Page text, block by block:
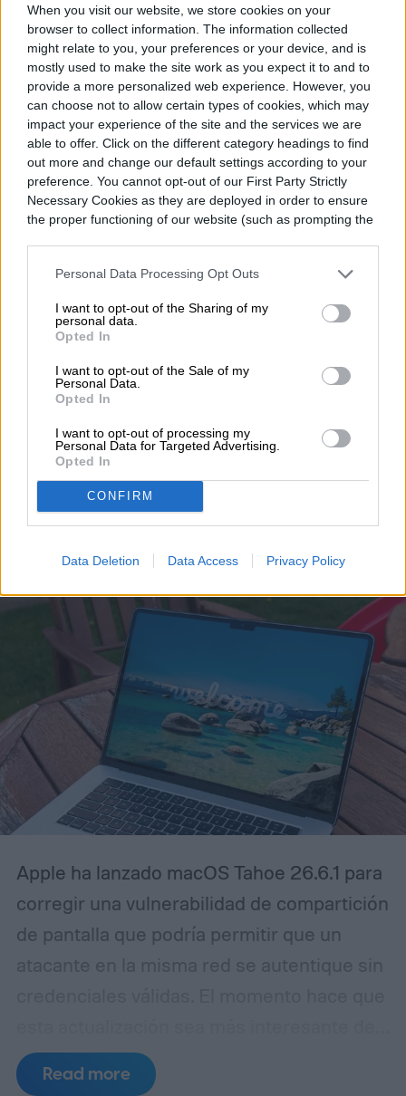
When you visit our website, we store cookies on your
browser to collect information. The information collected
might relate to you, your preferences or your device, and is
mostly used to make the site work as you expect it to and to
provide a more personalized web experience. However, you
can choose not to allow certain types of cookies, which may
impact your experience of the site and the services we are
able to offer. Click on the different category headings to find
out more and change our default settings according to your
preference. You cannot opt-out of our First Party Strictly
Necessary Cookies as they are deployed in order to ensure
the proper functioning of our website (such as prompting the
Personal Data Processing Opt Outs
I want to opt-out of the Sharing of my
personal data.
Opted In
I want to opt-out of the Sale of my
Personal Data.
Opted In
I want to opt-out of processing my
Personal Data for Targeted Advertising.
Opted In
CONFIRM
Data Deletion Data Access Privacy Policy
Diego Bastarrica
Senior Editor
Diego Bastarrica es Senior Editor y Head of
Content en Digital Trends en Español,
donde lidera la estrategia editorial, SEO…
Topics
NoticiasHomepage
Apple ha corregido tres
fallos en el Screen Sharing
de Mac
Apple ha lanzado macOS Tahoe 26.6.1 para
corregir una vulnerabilidad de compartición
de pantalla que podría permitir que un
atacante en la misma red se autentique sin
lo que su pequeño número de versión
sugiere. Las notas de seguridad de Apple
Read more